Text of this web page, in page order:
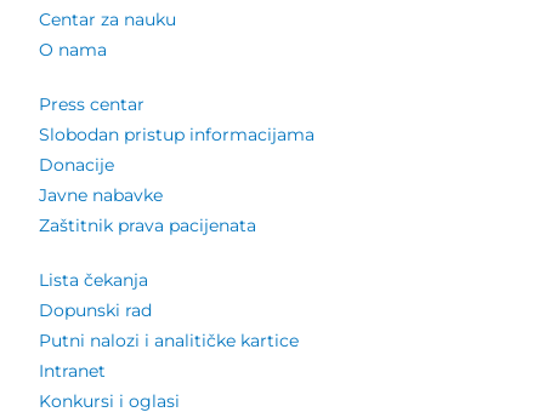
Centar za nauku
O nama
Press centar
Slobodan pristup informacijama
Donacije
Javne nabavke
Zaštitnik prava pacijenata
Lista čekanja
Dopunski rad
Putni nalozi i analitičke kartice
Intranet
Konkursi i oglasi